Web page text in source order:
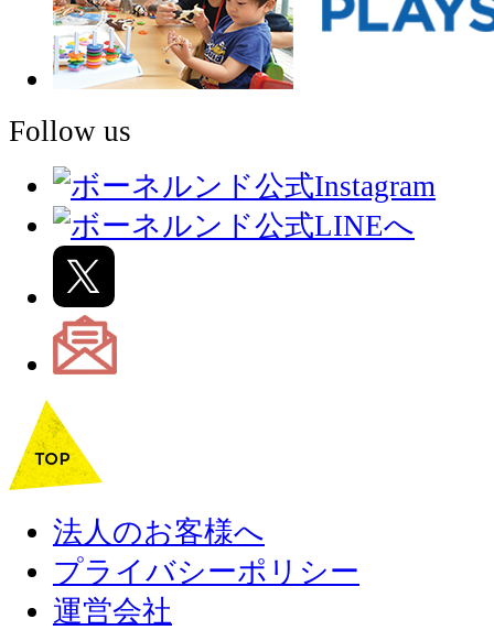
Follow us
法人のお客様へ
プライバシーポリシー
運営会社